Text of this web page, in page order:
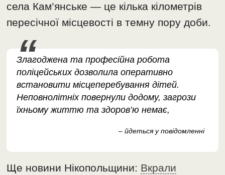
села Кам’янське — це кілька кілометрів
пересічної місцевості в темну пору доби.
Злагоджена та професійна робота
поліцейських дозволила оперативно
встановити місцеперебування дітей.
Неповнолітніх повернули додому, загрози
їхньому життю та здоров’ю немає,
– йдеться у повідомленні
Ще новини Нікопольщини: Вкрали